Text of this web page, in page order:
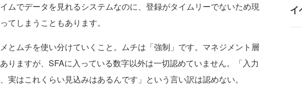
ムでデータを見れるシステムなのに、登録がタイムリーでないため現
てしまうこともあります。
とムチを使い分けていくこと。ムチは「強制」です。マネジメント層
りますが、SFAに入っている数字以外は一切認めていません。「入力
実はこれくらい見込みはあるんです」という言い訳は認めない。
イ